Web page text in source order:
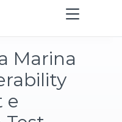
Toggle
navigation
Marina
e